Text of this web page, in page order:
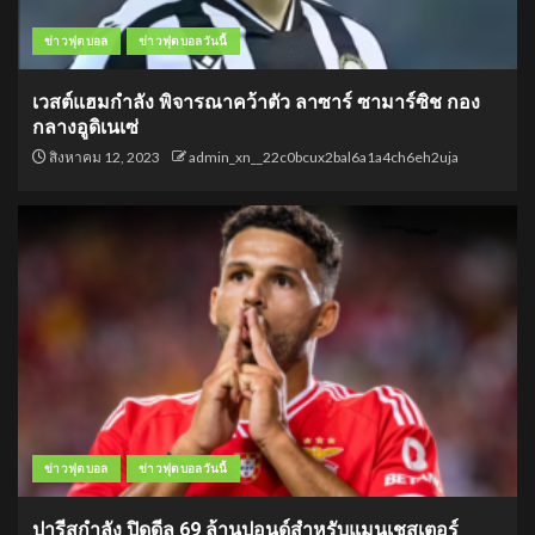
ข่าวฟุตบอล ข่าวฟุตบอลวันนี้
เวสต์แฮมกำลัง พิจารณาคว้าตัว ลาซาร์ ซามาร์ซิช กอง
กลางอูดิเนเซ่
สิงหาคม 12, 2023 admin_xn__22c0bcux2bal6a1a4ch6eh2uja
ข่าวฟุตบอล ข่าวฟุตบอลวันนี้
ปารีสกำลัง ปิดดีล 69 ล้านปอนด์สำหรับแมนเชสเตอร์